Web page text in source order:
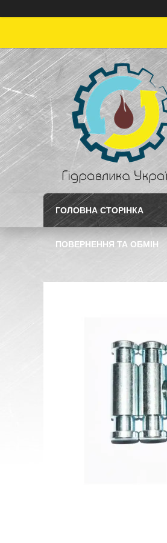
ГОЛОВНА СТОРІНКА
ПОВЕРНЕННЯ ТА ОБМІН